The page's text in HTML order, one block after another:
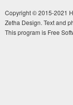
Copyright © 2015-2021
Zetha Design. Text and
This program is Free